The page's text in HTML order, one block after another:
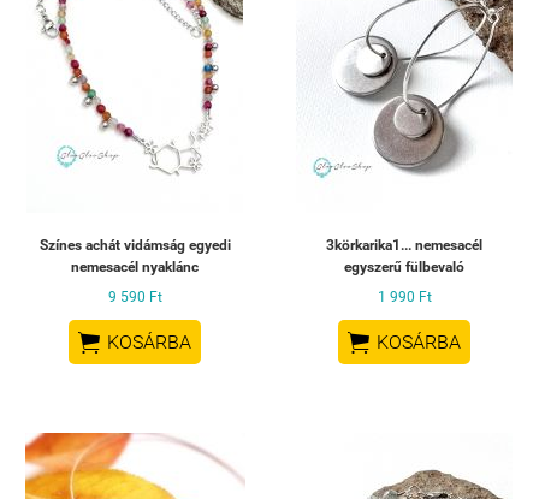
Színes achát vidámság egyedi
nemesacél nyaklánc
9 590 Ft
 KOSÁRBA
3körkarika1... nemesacél
egyszerű fülbevaló
1 990 Ft
 KOSÁRBA